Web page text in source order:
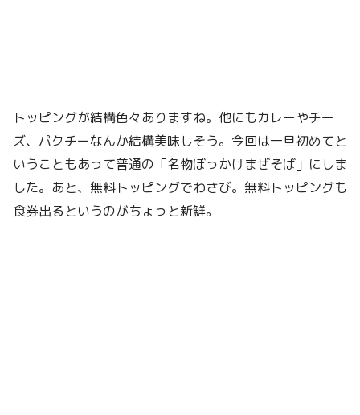
トッピングが結構色々ありますね。他にもカレーやチー
ズ、パクチーなんか結構美味しそう。今回は一旦初めてと
いうこともあって普通の「名物ぼっかけまぜそば」にしま
した。あと、無料トッピングでわさび。無料トッピングも
食券出るというのがちょっと新鮮。